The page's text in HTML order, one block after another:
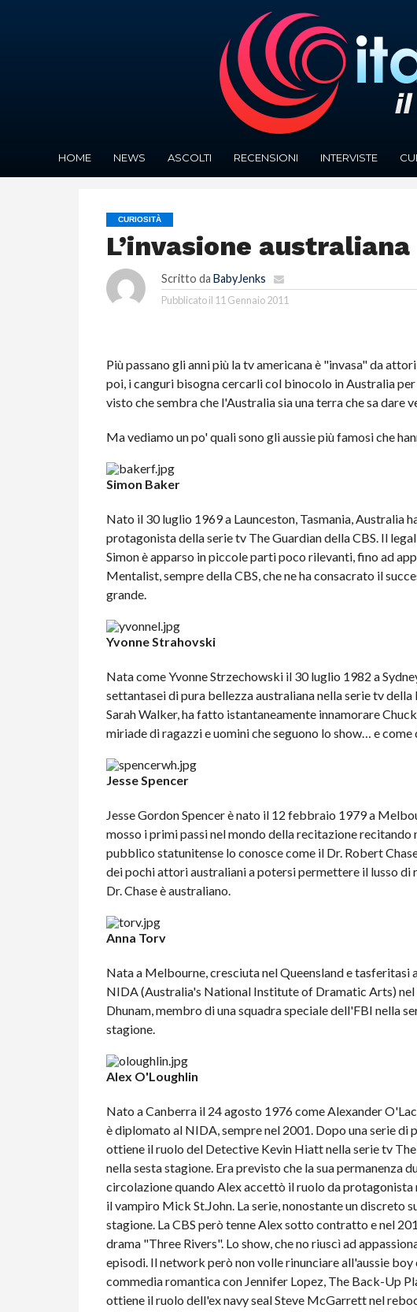
HOME NEWS ASCOLTI RECENSIONI INTERVISTE
CURIOSITÀ
L’invasione australiana
Scritto da BabyJenks
Pubblicato il 11 Gennaio 2011
Più passano gli anni più la tv americana è "invasa" da
poi, i canguri bisogna cercarli col binocolo in Australia
visto che sembra che l'Australia sia una terra che sa dare
Ma vediamo un po' quali sono gli aussie più famosi che
Simon Baker
Nato il 30 luglio 1969 a Launceston, Tasmania, Australia
protagonista della serie tv The Guardian della CBS. Il
Simon è apparso in piccole parti poco rilevanti, fino ad
Mentalist, sempre della CBS, che ne ha consacrato il
grande.
Yvonne Strahovski
Nata come Yvonne Strzechowski il 30 luglio 1982 a
settantasei di pura bellezza australiana nella serie tv
Sarah Walker, ha fatto istantaneamente innamorare
miriade di ragazzi e uomini che seguono lo show… e
Jesse Spencer
Jesse Gordon Spencer è nato il 12 febbraio 1979 a
mosso i primi passi nel mondo della recitazione
pubblico statunitense lo conosce come il Dr. Robert
dei pochi attori australiani a potersi permettere il lusso di
Dr. Chase è australiano.
Anna Torv
Nata a Melbourne, cresciuta nel Queensland e tasferitasi
NIDA (Australia's National Institute of Dramatic Arts)
Dhunam, membro di una squadra speciale dell'FBI nella
stagione.
Alex O'Loughlin
Nato a Canberra il 24 agosto 1976 come Alexander
è diplomato al NIDA, sempre nel 2001. Dopo una serie
ottiene il ruolo del Detective Kevin Hiatt nella serie tv
nella sesta stagione. Era previsto che la sua permanenza
circolazione quando Alex accettò il ruolo da
il vampiro Mick St.John. La serie, nonostante un discreto
stagione. La CBS però tenne Alex sotto contratto e nel
drama "Three Rivers". Lo show, che no riuscì ad
episodi. Il network però non volle rinunciare all'aussie
commedia romantica con Jennifer Lopez, The Back-Up
ottiene il ruolo dell'ex navy seal Steve McGarrett nel